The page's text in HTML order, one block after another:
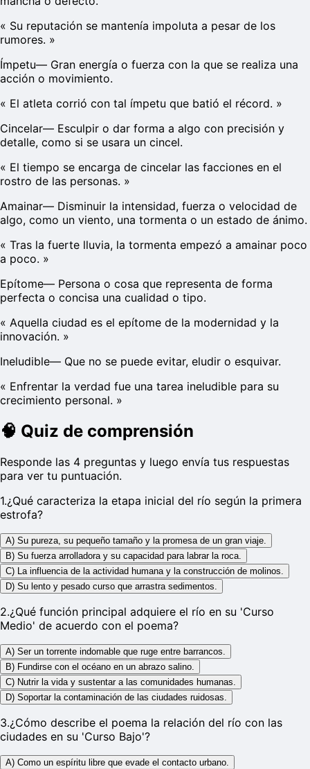
« Su reputación se mantenía impoluta a pesar de los
rumores. »
Ímpetu— Gran energía o fuerza con la que se realiza una
acción o movimiento.
« El atleta corrió con tal ímpetu que batió el récord. »
Cincelar— Esculpir o dar forma a algo con precisión y
detalle, como si se usara un cincel.
« El tiempo se encarga de cincelar las facciones en el
rostro de las personas. »
Amainar— Disminuir la intensidad, fuerza o velocidad de
algo, como un viento, una tormenta o un estado de ánimo.
« Tras la fuerte lluvia, la tormenta empezó a amainar poco
a poco. »
Epítome— Persona o cosa que representa de forma
perfecta o concisa una cualidad o tipo.
« Aquella ciudad es el epítome de la modernidad y la
innovación. »
Ineludible— Que no se puede evitar, eludir o esquivar.
« Enfrentar la verdad fue una tarea ineludible para su
crecimiento personal. »
🧠 Quiz de comprensión
Responde las 4 preguntas y luego envía tus respuestas
para ver tu puntuación.
1.¿Qué caracteriza la etapa inicial del río según la primera
estrofa?
A) Su pureza, su pequeño tamaño y la promesa de un gran viaje.
B) Su fuerza arrolladora y su capacidad para labrar la roca.
C) La influencia de la actividad humana y la construcción de molinos.
D) Su lento y pesado curso que arrastra sedimentos.
2.¿Qué función principal adquiere el río en su 'Curso
Medio' de acuerdo con el poema?
A) Ser un torrente indomable que ruge entre barrancos.
B) Fundirse con el océano en un abrazo salino.
C) Nutrir la vida y sustentar a las comunidades humanas.
D) Soportar la contaminación de las ciudades ruidosas.
3.¿Cómo describe el poema la relación del río con las
ciudades en su 'Curso Bajo'?
A) Como un espíritu libre que evade el contacto urbano.